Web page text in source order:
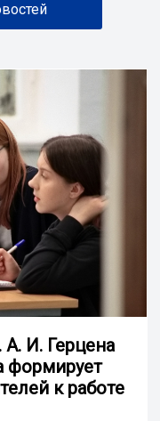
И. Герцена
формирует
к работе